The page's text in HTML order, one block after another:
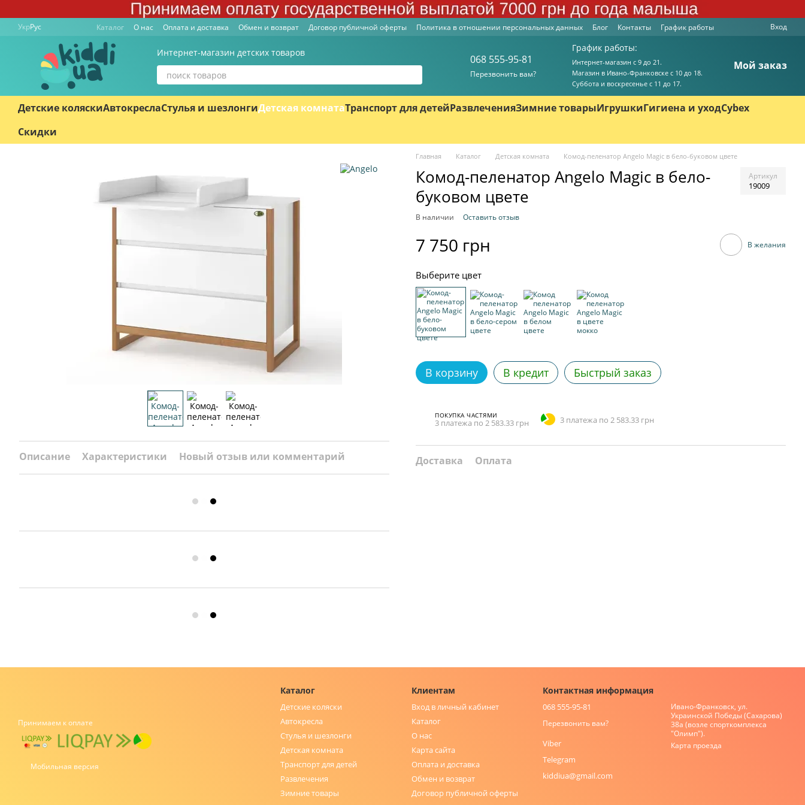
Перейти к основному контенту
УкрРус Каталог О нас Оплата и доставка Обмен и возврат Договор публичной оферты Политика в отношении персональных данных Блог Контакты График работы Вход
Интернет-магазин детских товаров
068 555-95-81
Перезвонить вам?
График работы:
Интернет-магазин с 9 до 21.
Магазин в Ивано-Франковске с 10 до 18.
Суббота и воскресенье с 11 до 17.
Мой заказ
Детские коляскиАвтокреслаСтулья и шезлонгиДетская комнатаТранспорт для детейРазвлеченияЗимние товарыИгрушкиГигиена и уходCybex
Скидки
Описание Характеристики Новый отзыв или комментарий
Главная Каталог Детская комната Комод-пеленатор Angelo Magic в бело-буковом цвете
Комод-пеленатор Angelo Magic в бело-
буковом цвете
Артикул
19009
В наличии Оставить отзыв
7 750 грн В желания
Выберите цвет
В корзину В кредит Быстрый заказ
ПОКУПКА ЧАСТЯМИ
3 платежа по 2 583.33 грн 3 платежа по 2 583.33 грн
Доставка Оплата
Принимаем к оплате
Мобильная версия
Каталог
Детские коляски
Автокресла
Стулья и шезлонги
Детская комната
Транспорт для детей
Развлечения
Зимние товары
Клиентам
Вход в личный кабинет
Каталог
О нас
Карта сайта
Оплата и доставка
Обмен и возврат
Договор публичной оферты
Контактная информация
068 555-95-81
Перезвонить вам?
Viber
Telegram
kiddiua@gmail.com
Ивано-Франковск, ул.
Украинской Победы (Сахарова)
38а (возле спорткомплекса
"Олимп").
Карта проезда